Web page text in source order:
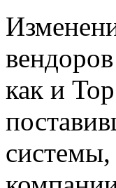
как и
системы,